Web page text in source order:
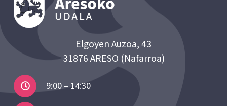
Elgoyen Auzoa, 43
31876 ARESO (Nafarroa)
9:00 – 14:30